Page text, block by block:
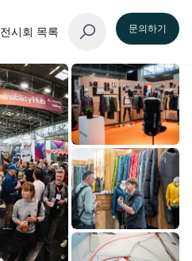
전시회 목록 문의하기